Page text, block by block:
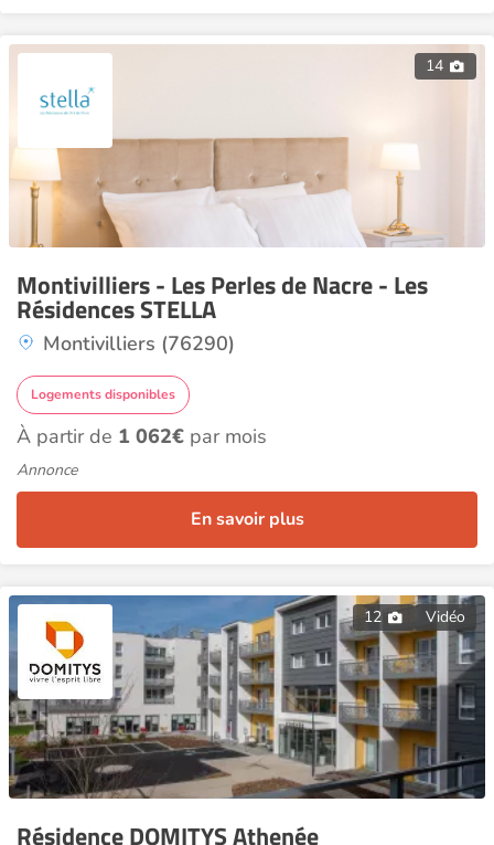
14
Montivilliers - Les Perles de Nacre - Les
Résidences STELLA
Montivilliers (76290)
Logements disponibles
À partir de 1 062€ par mois
Annonce
En savoir plus
12 Vidéo
Résidence DOMITYS Athenée